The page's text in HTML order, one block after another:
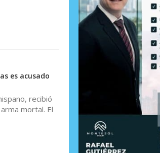
es acusado
recibió
mortal. El